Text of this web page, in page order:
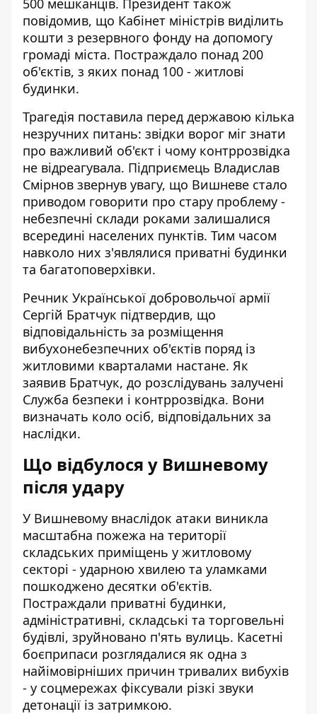
500 мешканців. Президент також
повідомив, що Кабінет міністрів виділить
кошти з резервного фонду на допомогу
громаді міста. Постраждало понад 200
об'єктів, з яких понад 100 - житлові
будинки.
Трагедія поставила перед державою кілька
незручних питань: звідки ворог міг знати
про важливий об'єкт і чому контррозвідка
не відреагувала. Підприємець Владислав
Смірнов звернув увагу, що Вишневе стало
приводом говорити про стару проблему -
небезпечні склади роками залишалися
всередині населених пунктів. Тим часом
навколо них з'являлися приватні будинки
та багатоповерхівки.
Речник Української добровольчої армії
Сергій Братчук підтвердив, що
відповідальність за розміщення
вибухонебезпечних об'єктів поряд із
житловими кварталами настане. Як
заявив Братчук, до розслідувань залучені
Служба безпеки і контррозвідка. Вони
визначать коло осіб, відповідальних за
наслідки.
Що відбулося у Вишневому
після удару
У Вишневому внаслідок атаки виникла
масштабна пожежа на території
складських приміщень у житловому
секторі - ударною хвилею та уламками
пошкоджено десятки об'єктів.
Постраждали приватні будинки,
адміністративні, складські та торговельні
будівлі, зруйновано п'ять вулиць. Касетні
боєприпаси розглядалися як одна з
найімовірніших причин тривалих вибухів
- у соцмережах фіксували різкі звуки
детонації із затримкою.